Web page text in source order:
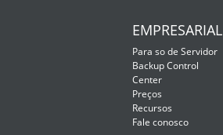
EMPRESARIAL
Para so de Servidor
Backup Control
Center
Preços
Recursos
Fale conosco